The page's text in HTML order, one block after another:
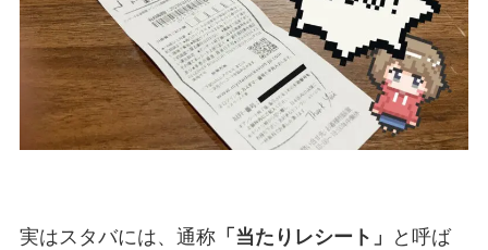
実はスタバには、通称「当たりレシート」
と呼ば